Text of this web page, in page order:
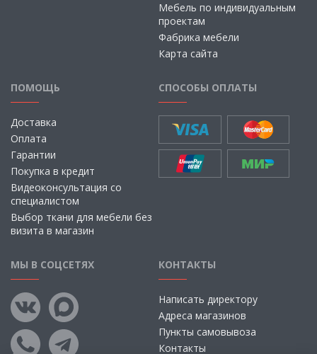
Мебель по индивидуальным
проектам
Фабрика мебели
Карта сайта
ПОМОЩЬ
Доставка
Оплата
Гарантии
Покупка в кредит
Видеоконсультация со
специалистом
Выбор ткани для мебели без
визита в магазин
СПОСОБЫ ОПЛАТЫ
МЫ В СОЦСЕТЯХ КОНТАКТЫ
Написать директору
Адреса магазинов
Пункты самовывоза
Контакты